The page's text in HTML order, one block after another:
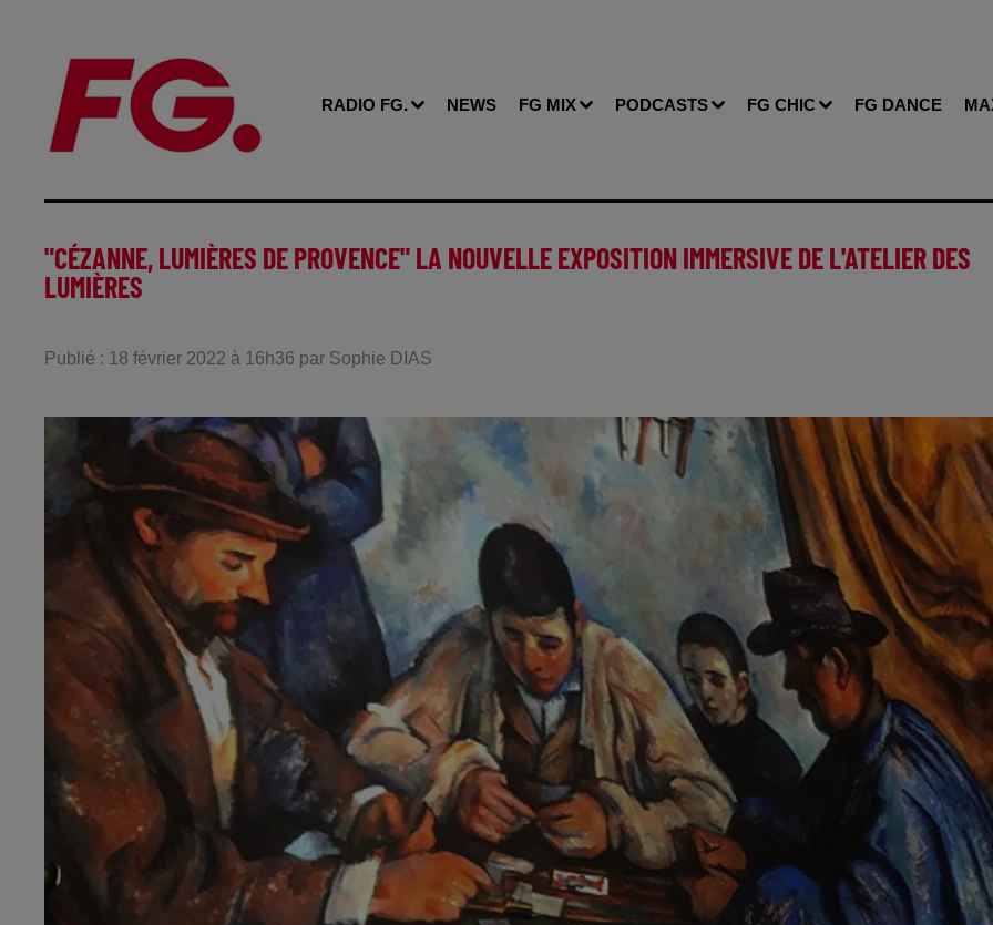
RADIO FG. NEWS FG MIX PODCASTS FG CHIC FG DANCE
"CÉZANNE, LUMIÈRES DE PROVENCE" LA NOUVELLE EXPOSITION IMMERSIVE DE L'ATELIER DES
LUMIÈRES
Publié : 18 février 2022 à 16h36 par Sophie DIAS